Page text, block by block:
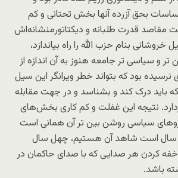
بحق آزرده آنها بخش تحتانی و کم
مقاصد قدرت طلبانه و دیکتاتورمنشانه‌اش
خروشانی بنام حزب الله را راه بیاندازد،
و سیاسی تر جامعه هنوز به آن اندازه از
نرسیده بود که بتواند خطر ویرانگر این سیل
که باید درک کند و بشناسد و در جهت مقابله
بردارد. نتیجه این غفلت و کم کاری بخش‌های
سیاسی روشن بین تر آن همانی است
سال است شاهد آن هستیم، چهل سال
خفه کردن هر صدایی که با صدای حاکمان در
باشد.